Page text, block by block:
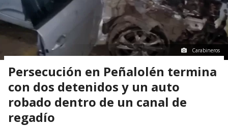
Carabineros
Persecución en Peñalolén termina
con dos detenidos y un auto
robado dentro de un canal de
regadío